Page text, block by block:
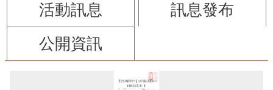
活動訊息
訊息發布
公開資訊